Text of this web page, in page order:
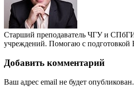
Старший преподаватель ЧГУ и
учреждений. Помогаю с подготовкой
Добавить комментарий
Ваш адрес email не будет опубликован.